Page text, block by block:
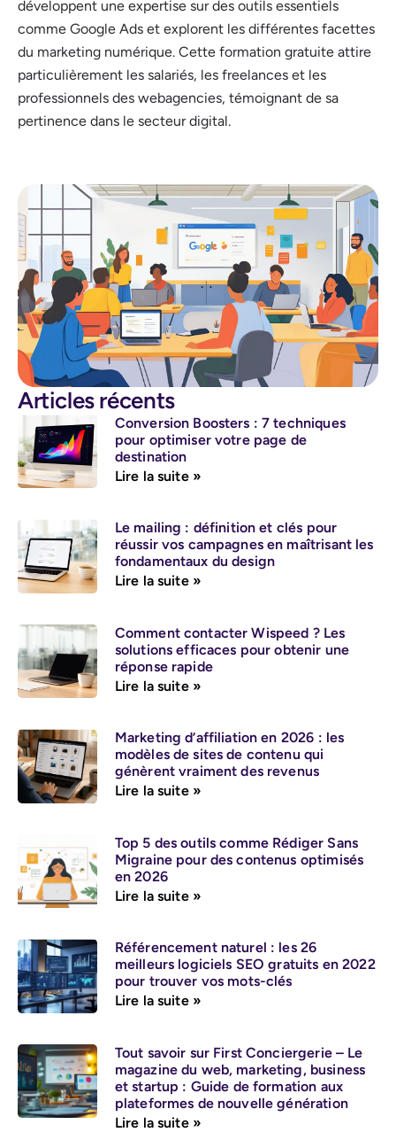
développent une expertise sur des outils essentiels
comme Google Ads et explorent les différentes facettes
du marketing numérique. Cette formation gratuite attire
particulièrement les salariés, les freelances et les
professionnels des webagencies, témoignant de sa
pertinence dans le secteur digital.
Articles récents
Conversion Boosters : 7 techniques
pour optimiser votre page de
destination
Lire la suite »
Le mailing : définition et clés pour
réussir vos campagnes en maîtrisant les
fondamentaux du design
Lire la suite »
Comment contacter Wispeed ? Les
solutions efficaces pour obtenir une
réponse rapide
Lire la suite »
Marketing d’affiliation en 2026 : les
modèles de sites de contenu qui
génèrent vraiment des revenus
Lire la suite »
Top 5 des outils comme Rédiger Sans
Migraine pour des contenus optimisés
en 2026
Lire la suite »
Référencement naturel : les 26
meilleurs logiciels SEO gratuits en 2022
pour trouver vos mots-clés
Lire la suite »
Tout savoir sur First Conciergerie – Le
magazine du web, marketing, business
et startup : Guide de formation aux
plateformes de nouvelle génération
Lire la suite »